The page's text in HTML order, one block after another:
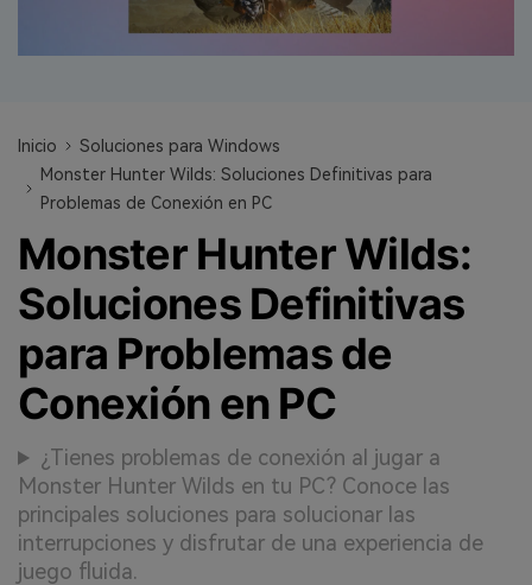
Otros Productos
Repairit - Reparar Datos
Inicio
Soluciones para Windows
Monster Hunter Wilds: Soluciones Definitivas para
Problemas de Conexión en PC
Monster Hunter Wilds:
Soluciones Definitivas
para Problemas de
Conexión en PC
¿Tienes problemas de conexión al jugar a
Monster Hunter Wilds en tu PC? Conoce las
principales soluciones para solucionar las
interrupciones y disfrutar de una experiencia de
juego fluida.